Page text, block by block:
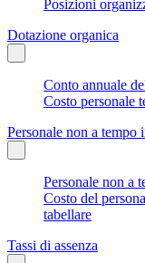
Posizioni
Dotazione organica
Conto annuale
Costo personale
Personale non a tempo
Personale non a
Costo del
tabellare
Tassi di assenza